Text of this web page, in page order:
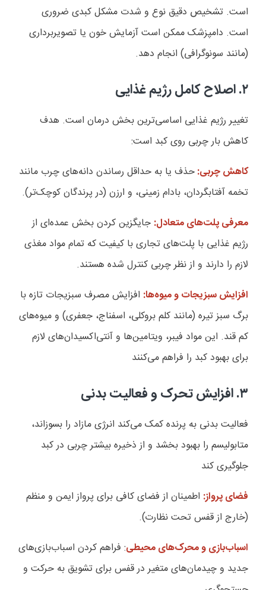
است. تشخیص دقیق نوع و شدت مشکل کبدی ضروری
است. دامپزشک ممکن است آزمایش خون یا تصویربرداری
(مانند سونوگرافی) انجام دهد.
۲. اصلاح کامل رژیم غذایی
تغییر رژیم غذایی اساسی‌ترین بخش درمان است. هدف
کاهش بار چربی روی کبد است:
کاهش چربی:حذف یا به حداقل رساندن دانه‌های چرب مانند
تخمه آفتابگردان، بادام زمینی، و ارزن (در پرندگان کوچک‌تر).
معرفی پلت‌های متعادل: جایگزین کردن بخش عمده‌ای از
رژیم غذایی با پلت‌های تجاری با کیفیت که تمام مواد مغذی
لازم را دارند و از نظر چربی کنترل شده هستند.
افزایش سبزیجات و میوه‌ها: افزایش مصرف سبزیجات تازه با
برگ سبز تیره (مانند کلم بروکلی، اسفناج، جعفری) و میوه‌های
کم قند. این مواد فیبر، ویتامین‌ها و آنتی‌اکسیدان‌های لازم
برای بهبود کبد را فراهم می‌کنند
۳. افزایش تحرک و فعالیت بدنی
فعالیت بدنی به پرنده کمک می‌کند انرژی مازاد را بسوزاند،
متابولیسم را بهبود بخشد و از ذخیره بیشتر چربی در کبد
جلوگیری کند
فضای پرواز: اطمینان از فضای کافی برای پرواز ایمن و منظم
(خارج از قفس تحت نظارت).
اسباب‌بازی و محرک‌های محیطی: فراهم کردن اسباب‌بازی‌های
جدید و چیدمان‌های متغیر در قفس برای تشویق به حرکت و